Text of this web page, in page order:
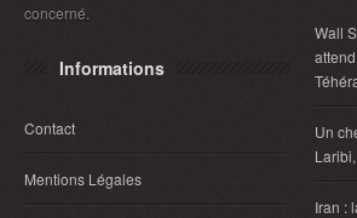
concerné.
Informations
Contact
Mentions Légales
Wall
Un
Iran :